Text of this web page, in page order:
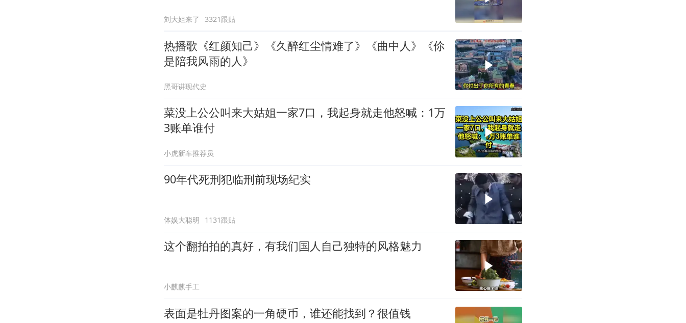
刘大姐来了 3321跟贴
热播歌《红颜知己》《久醉红尘情难了》《曲中人》《伱
是陪我风雨的人》
黑哥讲现代史
菜没上公公叫来大姑姐一家7口，我起身就走他怒喊：1万
3账单谁付
小虎新车推荐员
90年代死刑犯临刑前现场纪实
体娱大聪明 1131跟贴
这个翻拍拍的真好，有我们国人自己独特的风格魅力
小麒麒手工
表面是牡丹图案的一角硬币，谁还能找到？很值钱